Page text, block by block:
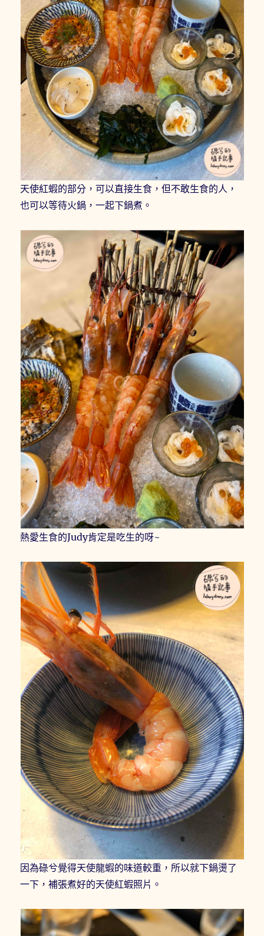
天使紅蝦的部分，可以直接生食，但不敢生食的人，
也可以等待火鍋，一起下鍋煮。
熱愛生食的Judy肯定是吃生的呀~
因為碌兮覺得天使龍蝦的味道較重，所以就下鍋燙了
一下，補張煮好的天使紅蝦照片。